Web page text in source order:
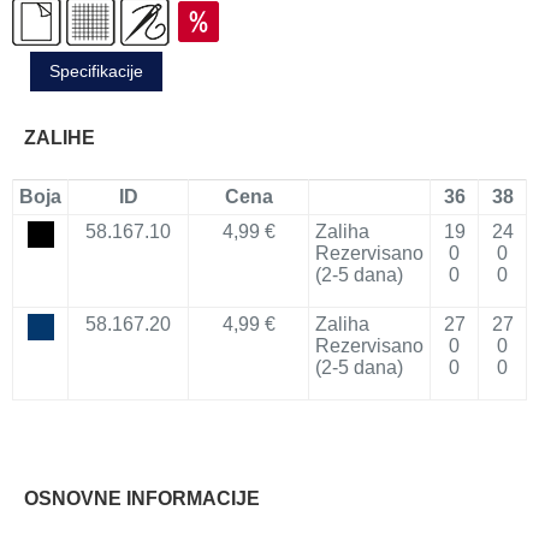
Specifikacije
ZALIHE
Boja ID Cena 36
38
58.167.10
4,99 €
Zaliha
Rezervisano
(2-5 dana)
19
0
0
24
0
0
58.167.20 4,99 €
Zaliha
Rezervisano
(2-5 dana)
27
0
0
27
0
0
OSNOVNE INFORMACIJE